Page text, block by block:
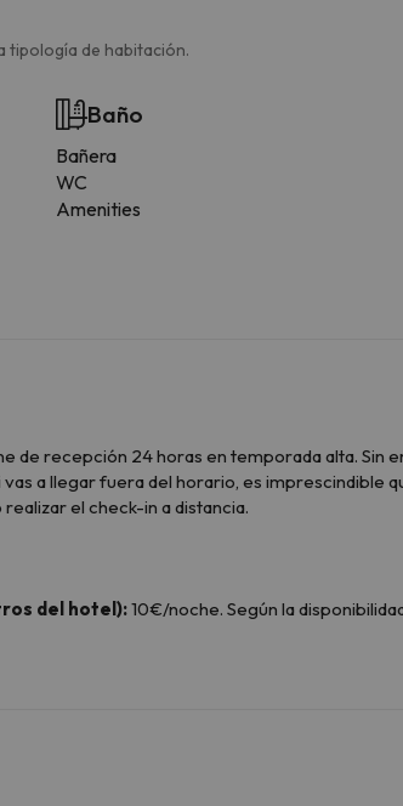
tipología de habitación.
Baño
Bañera
WC
Amenities
de recepción 24 horas en temporada alta. Sin
vas a llegar fuera del horario, es
el check-in a distancia.
del hotel):10€/noche. Según la